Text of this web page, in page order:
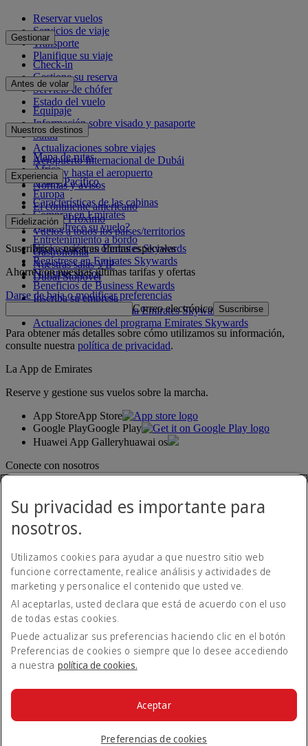
Reservar vuelos
Servicios de viaje
Transporte
Planifique su viaje
Gestionar
Check-in
Gestione su reserva
Servicio de chófer
Estado del vuelo
Antes de volar
Equipaje
Información sobre visado y pasaporte
Salud
Actualizaciones sobre viajes
Aeropuerto Internacional de Dubái
Desde y hasta el aeropuerto
Normas y avisos
Nuestros destinos
Mapa de rutas
África
Asia y Pacífico
Europa
El continente americano
Oriente Próximo
Vuelos a todos los países/territorios
Experiencia
Características de las cabinas
Comprar en Emirates
¿Qué ofrece su vuelo?
Entretenimiento a bordo
Gastronomía
Nuestras salas VIP
Dubai Stopover
Fidelización
Inicie sesión en Emirates Skywards
Regístrese en Emirates Skywards
Nuestros socios
Beneficios de Business Rewards
Inscriba su empresa
Normativa del programa Emirates Skywards
Actualizaciones del programa Emirates Skywards
Suscribirse a nuestras ofertas especiales
Ahorre con nuestras últimas tarifas y ofertas
Darse de baja o modificar preferencias
Correo electrónico Suscribirse
Para obtener más detalles sobre cómo utilizamos su información,
consulte nuestra política de privacidad.
La App de Emirates
Reserve y gestione sus vuelos sobre la marcha.
App StoreApp Store
Google PlayGoogle Play
Huawei App Galleryhuawai os
Conecte con nosotros
Declaración de accesibilidad
Contacte con nosotros
Política de privacidad
Condiciones generales
Política de cookies
Ciberseguridad
© 2026 The Emirates Group. Todos los derechos reservados.
Su privacidad es importante para
nosotros.
Utilizamos cookies para ayudar a que nuestro sitio web
funcione correctamente, realice análisis y actividades de
marketing y personalice el contenido que usted ve.
Al aceptarlas, usted declara que está de acuerdo con el uso
de todas estas cookies.
Puede actualizar sus preferencias haciendo clic en el botón
Preferencias de cookies o siempre que lo desee accediendo
a nuestra política de cookies.
Preferencias de cookies
Aceptar